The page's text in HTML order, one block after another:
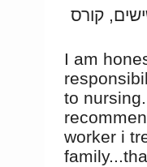
קורס
I am
to
worker i